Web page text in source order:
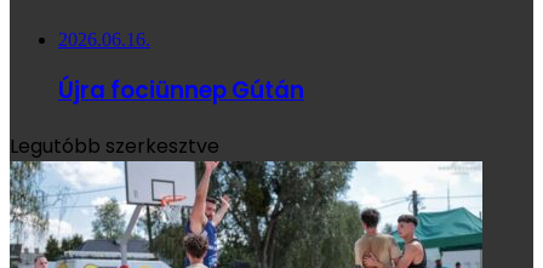
2026.06.16.
Újra fociünnep Gútán
Legutóbb szerkesztve